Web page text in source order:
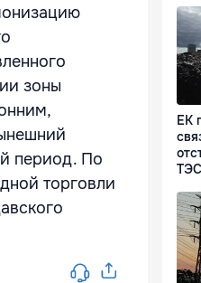
зоны
период. По
торговли
ЕК
ТЭС